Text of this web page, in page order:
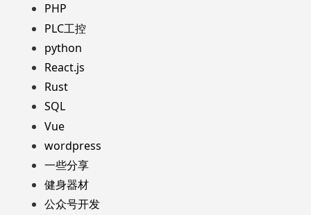
PHP
PLC工控
python
React.js
Rust
SQL
Vue
wordpress
一些分享
健身器材
公众号开发